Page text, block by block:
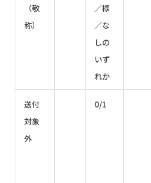
（敬
称）
／様
／な
しの
いず
れか
送付
対象
外
0/1